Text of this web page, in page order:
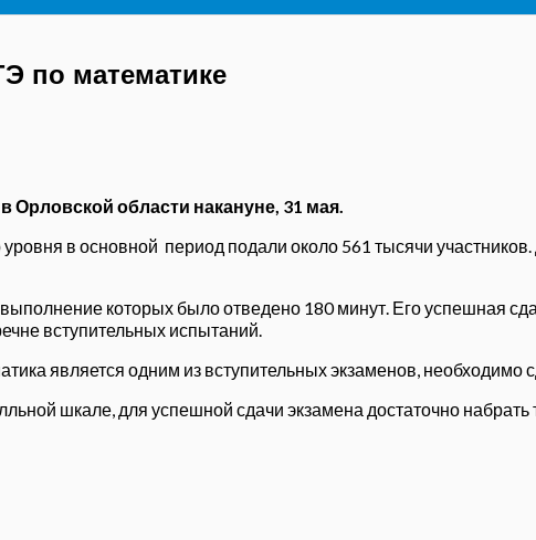
по математике
Орловской области накануне, 31 мая.
в основной период подали около 561 тысячи
которых было отведено 180 минут. Его успешная
вступительных испытаний.
является одним из вступительных экзаменов,
шкале, для успешной сдачи экзамена достаточно